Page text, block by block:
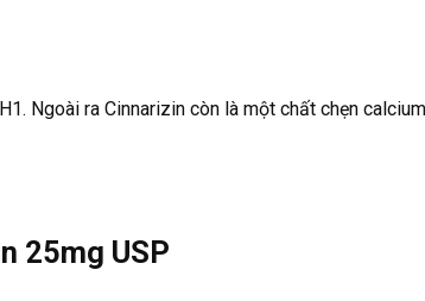
Ngoài ra Cinnarizin còn là một chất chẹn
25mg USP